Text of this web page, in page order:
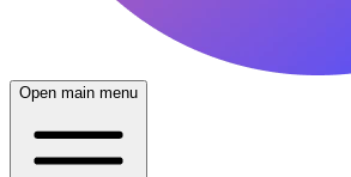
Open main menu